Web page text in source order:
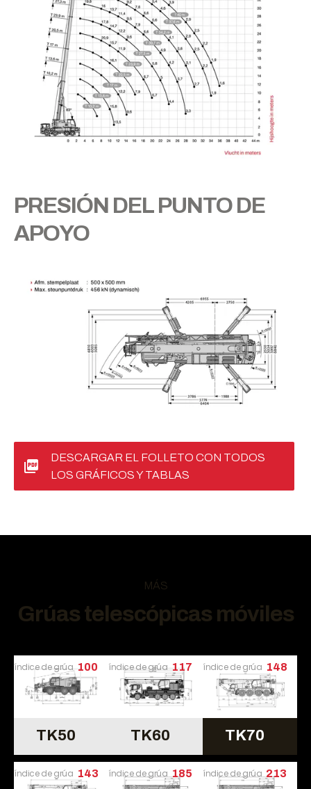
PRESIÓN DEL PUNTO DE
APOYO
DESCARGAR EL FOLLETO CON TODOS
LOS GRÁFICOS Y TABLAS
MÁS
Grúas telescópicas móviles
índice de grúa 100
TK50
índice de grúa 117
TK60
índice de grúa 148
TK70
índice de grúa 143 índice de grúa 185 índice de grúa 213